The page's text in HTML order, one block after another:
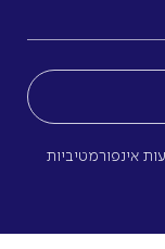
אינפורמטיביות